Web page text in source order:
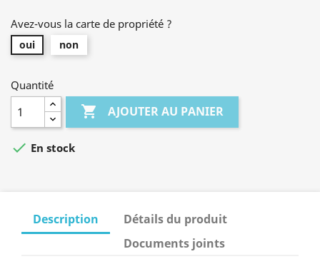
Avez-vous la carte de propriété ?
oui non
Quantité
 AJOUTER AU PANIER
 En stock
Description
Détails du produit
Documents joints